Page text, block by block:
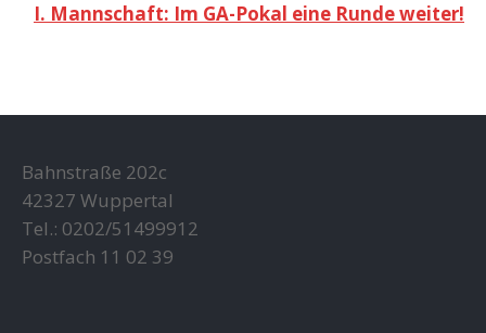
I. Mannschaft: Im GA-Pokal eine Runde weiter!
Bahnstraße 202c
42327 Wuppertal
Tel.: 0202/51499912
Postfach 11 02 39